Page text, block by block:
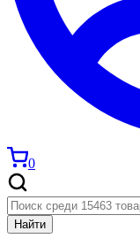
0
Найти